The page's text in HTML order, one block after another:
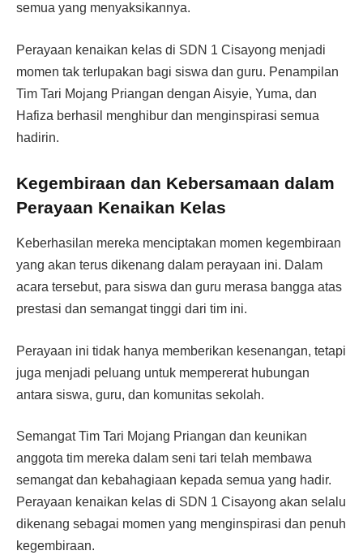
semua yang menyaksikannya.
Perayaan kenaikan kelas di SDN 1 Cisayong menjadi
momen tak terlupakan bagi siswa dan guru. Penampilan
Tim Tari Mojang Priangan dengan Aisyie, Yuma, dan
Hafiza berhasil menghibur dan menginspirasi semua
hadirin.
Kegembiraan dan Kebersamaan dalam
Perayaan Kenaikan Kelas
Keberhasilan mereka menciptakan momen kegembiraan
yang akan terus dikenang dalam perayaan ini. Dalam
acara tersebut, para siswa dan guru merasa bangga atas
prestasi dan semangat tinggi dari tim ini.
Perayaan ini tidak hanya memberikan kesenangan, tetapi
juga menjadi peluang untuk mempererat hubungan
antara siswa, guru, dan komunitas sekolah.
Semangat Tim Tari Mojang Priangan dan keunikan
anggota tim mereka dalam seni tari telah membawa
semangat dan kebahagiaan kepada semua yang hadir.
Perayaan kenaikan kelas di SDN 1 Cisayong akan selalu
dikenang sebagai momen yang menginspirasi dan penuh
kegembiraan.